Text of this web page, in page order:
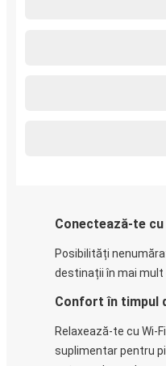
Conectează-te cu
Posibilități
destinații în mai mult
Confort în timpul
Relaxează-te cu Wi-
suplimentar pentru